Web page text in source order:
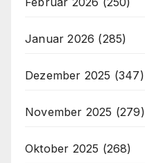
Januar 2026 (285)
Dezember 2025 (347)
November 2025 (279)
Oktober 2025 (268)